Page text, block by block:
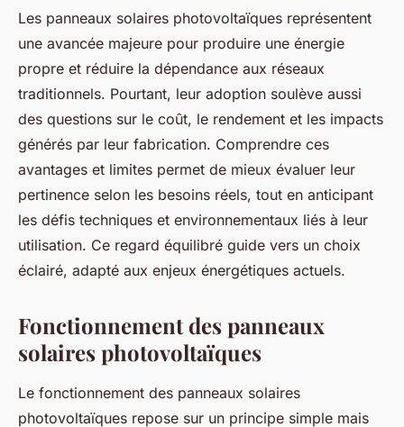
Les panneaux solaires photovoltaïques représentent
une avancée majeure pour produire une énergie
propre et réduire la dépendance aux réseaux
traditionnels. Pourtant, leur adoption soulève aussi
des questions sur le coût, le rendement et les impacts
générés par leur fabrication. Comprendre ces
avantages et limites permet de mieux évaluer leur
pertinence selon les besoins réels, tout en anticipant
les défis techniques et environnementaux liés à leur
utilisation. Ce regard équilibré guide vers un choix
éclairé, adapté aux enjeux énergétiques actuels.
Fonctionnement des panneaux
solaires photovoltaïques
Le fonctionnement des panneaux solaires
photovoltaïques repose sur un principe simple mais